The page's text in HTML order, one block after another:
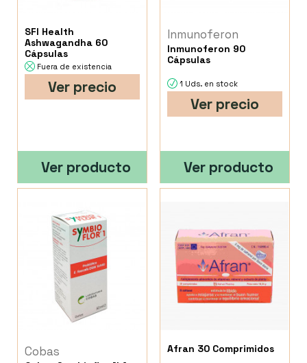
SFI Health
Ashwagandha 60
Cápsulas
Fuera de existencia
Ver precio
Ver producto
Inmunoferon
Inmunoferon 90
Cápsulas
1 Uds. en stock
Ver precio
Ver producto
Cobas Afran 30 Comprimidos